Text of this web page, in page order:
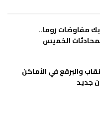
مفاوضات روما..
الخميس
والبرقع في الأماكن
جديد